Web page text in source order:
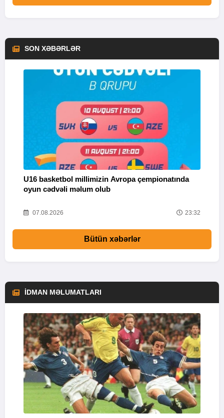
SON XƏBƏRLƏR
U16 basketbol millimizin Avropa çempionatında
oyun cədvəli məlum olub
07.08.2026 23:32
Bütün xəbərlər
İDMAN MƏLUMATLARI